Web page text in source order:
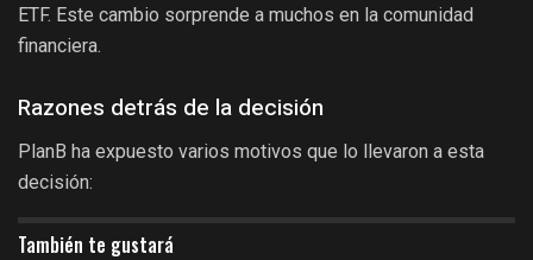
ETF. Este cambio sorprende a muchos en la comunidad
financiera.
Razones detrás de la decisión
PlanB ha expuesto varios motivos que lo llevaron a esta
decisión:
También te gustará